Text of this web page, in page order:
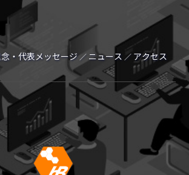
・代表メッセージ／ ニュース ／ アクセス